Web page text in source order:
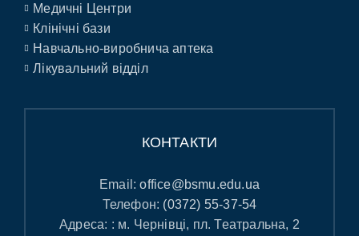
Медичні Центри
Клінічні бази
Навчально-виробнича аптека
Лікувальний відділ
КОНТАКТИ
Email:office@bsmu.edu.ua
Телефон: (0372) 55-37-54
Адреса: : м. Чернівці, пл. Театральна, 2